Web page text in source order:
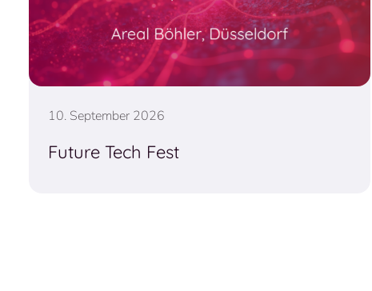
10. September 2026
Future Tech Fest